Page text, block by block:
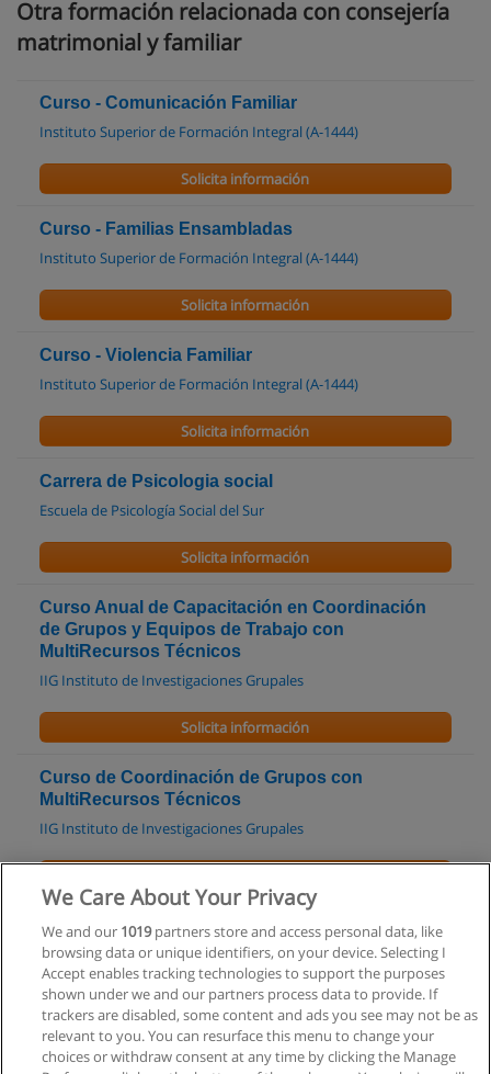
Otra formación relacionada con consejería
matrimonial y familiar
Curso - Comunicación Familiar
Instituto Superior de Formación Integral (A-1444)
Solicita información
Curso - Familias Ensambladas
Instituto Superior de Formación Integral (A-1444)
Solicita información
Curso - Violencia Familiar
Instituto Superior de Formación Integral (A-1444)
Solicita información
Carrera de Psicologia social
Escuela de Psicología Social del Sur
Solicita información
Curso Anual de Capacitación en Coordinación
de Grupos y Equipos de Trabajo con
MultiRecursos Técnicos
IIG Instituto de Investigaciones Grupales
Solicita información
Curso de Coordinación de Grupos con
MultiRecursos Técnicos
IIG Instituto de Investigaciones Grupales
Diplomado de Asistencia Social
Red Federal de Educación a Distancia
Solicita información
We Care About Your Privacy
We and our 1019partners store and access personal data, like
browsing data or unique identifiers, on your device. Selecting I
Accept enables tracking technologies to support the purposes
shown under we and our partners process data to provide. If
trackers are disabled, some content and ads you see may not be as
relevant to you. You can resurface this menu to change your
choices or withdraw consent at any time by clicking the Manage